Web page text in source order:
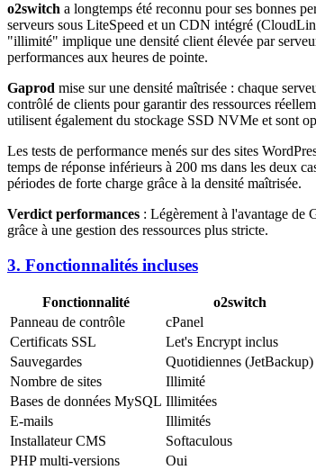
o2switch a longtemps été reconnu pour ses bonnes
serveurs sous LiteSpeed et un CDN intégré
"illimité" implique une densité client élevée par
performances aux heures de pointe.
Gaprod mise sur une densité maîtrisée : chaque
contrôlé de clients pour garantir des ressources
utilisent également du stockage SSD NVMe et sont
Les tests de performance menés sur des sites
temps de réponse inférieurs à 200 ms dans les deux
périodes de forte charge grâce à la densité maîtrisée.
Verdict performances : Légèrement à l'avantage de
grâce à une gestion des ressources plus stricte.
3. Fonctionnalités incluses
Fonctionnalité o2switch
Panneau de contrôle
cPanel
Certificats SSL
Let's Encrypt inclus
Sauvegardes
Quotidiennes (JetBackup)
Nombre de sites
Illimité
Bases de données MySQL Illimitées
E-mails
Illimités
Installateur CMS
Softaculous
PHP multi-versions
Oui